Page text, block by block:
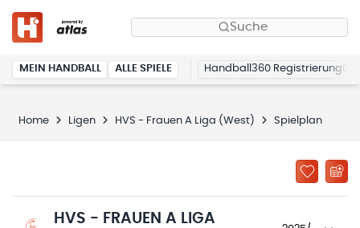
Suche
MEIN HANDBALL ALLE SPIELE Handball360 Registrierung
Home Ligen HVS - Frauen A Liga (West) Spielplan
HVS - FRAUEN A LIGA